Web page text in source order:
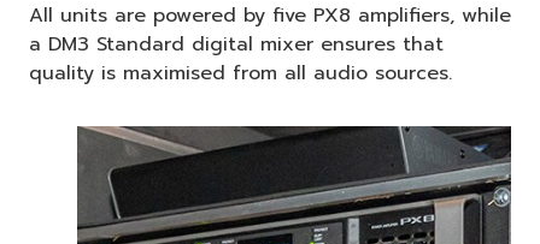
All units are powered by five PX8 amplifiers, while
a DM3 Standard digital mixer ensures that
quality is maximised from all audio sources.